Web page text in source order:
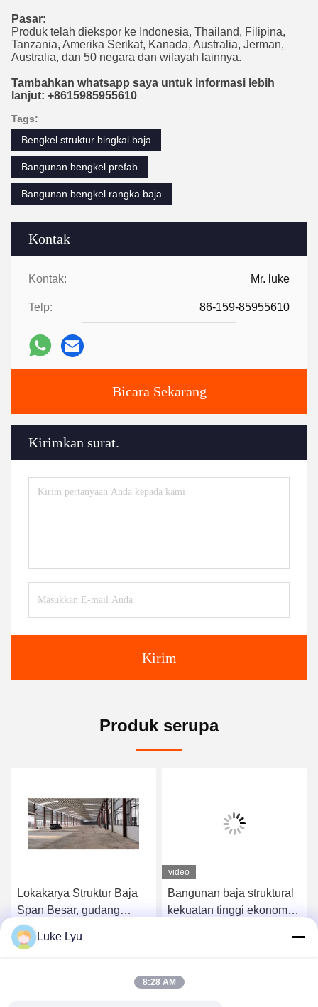
Kontak
Kontak: Mr. luke
Telp: 86-159-85955610
Bicara Sekarang
Kirimkan surat.
Kirim
Pasar:
Produk telah diekspor ke Indonesia, Thailand, Filipina,
Tanzania, Amerika Serikat, Kanada, Australia, Jerman,
Australia, dan 50 negara dan wilayah lainnya.
Tambahkan whatsapp saya untuk informasi lebih
lanjut: +8615985955610
Tags:
Bengkel struktur bingkai baja
Bangunan bengkel prefab
Bangunan bengkel rangka baja
Produk serupa
Lokakarya Struktur Baja
Span Besar, gudang
konstruksi baja
prefabrikasi
Dapatkan Harga Terbaik
video
Bangunan baja struktural
kekuatan tinggi ekonomi,
Dapatkan Harga Terbaik
Luke Lyu
8:28 AM